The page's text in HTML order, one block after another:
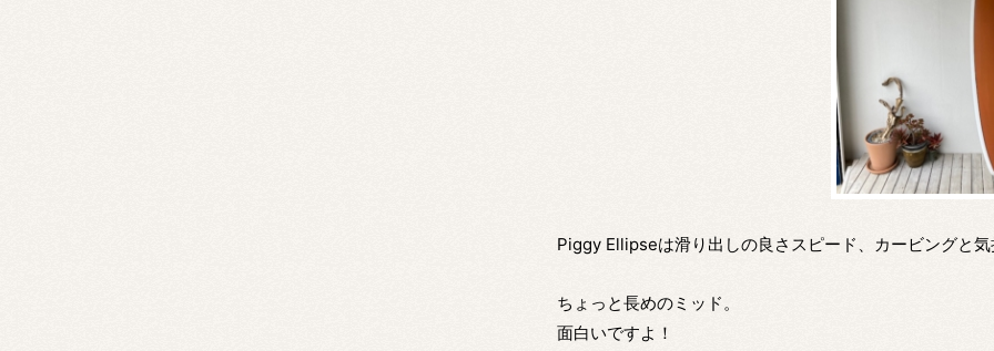
Piggy Ellipseは滑り出しの良さスピード、カービングと
ちょっと長めのミッド。
面白いですよ！